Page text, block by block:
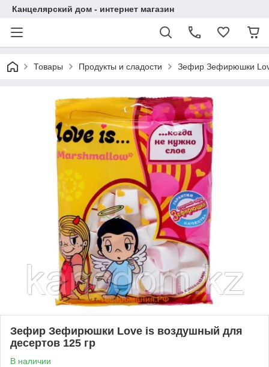
Канцелярский дом - интернет магазин
Товары Продукты и сладости Зефир Зефирюшки
Зефир Зефирюшки Love is воздушный для
десертов 125 гр
В наличии